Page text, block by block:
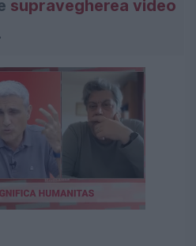
supravegherea video